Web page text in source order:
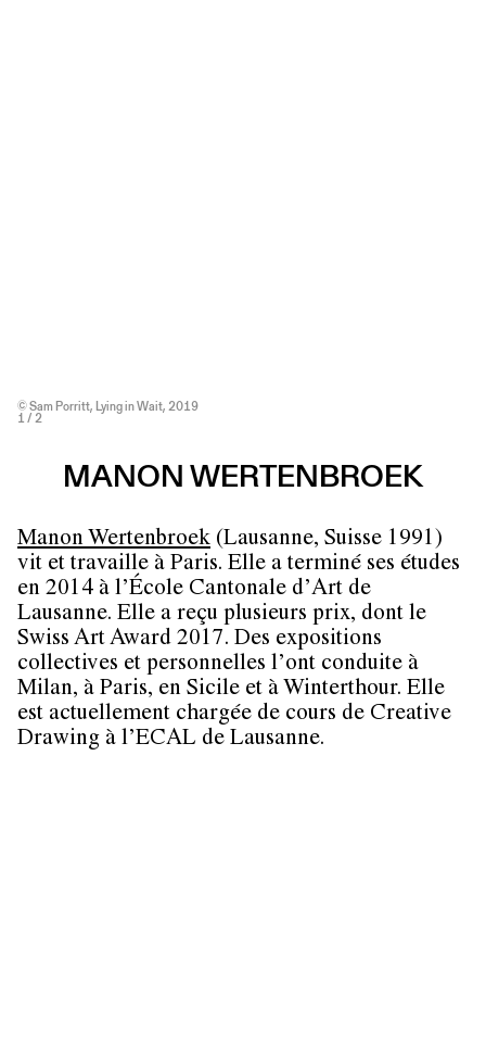
© Sam Porritt, Lying in Wait, 2019
1 / 2
MANON WERTENBROEK
Manon Wertenbroek (Lausanne, Suisse 1991)
vit et travaille à Paris. Elle a terminé ses études
en 2014 à l’École Cantonale d’Art de
Lausanne. Elle a reçu plusieurs prix, dont le
Swiss Art Award 2017. Des expositions
collectives et personnelles l’ont conduite à
Milan, à Paris, en Sicile et à Winterthour. Elle
est actuellement chargée de cours de Creative
Drawing à l’ECAL de Lausanne.